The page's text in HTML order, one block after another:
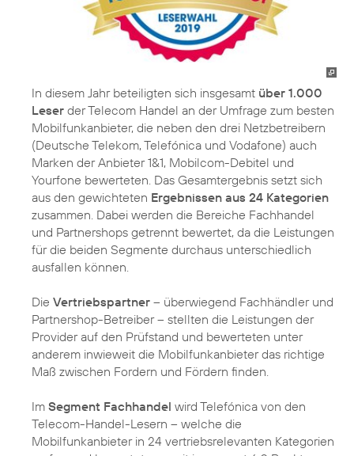
In diesem Jahr beteiligten sich insgesamt über 1.000
Leser der Telecom Handel an der Umfrage zum besten
Mobilfunkanbieter, die neben den drei Netzbetreibern
(Deutsche Telekom, Telefónica und Vodafone) auch
Marken der Anbieter 1&1, Mobilcom-Debitel und
Yourfone bewerteten. Das Gesamtergebnis setzt sich
aus den gewichteten Ergebnissen aus 24 Kategorien
zusammen. Dabei werden die Bereiche Fachhandel
und Partnershops getrennt bewertet, da die Leistungen
für die beiden Segmente durchaus unterschiedlich
ausfallen können.
Die Vertriebspartner – überwiegend Fachhändler und
Partnershop-Betreiber – stellten die Leistungen der
Provider auf den Prüfstand und bewerteten unter
anderem inwieweit die Mobilfunkanbieter das richtige
Maß zwischen Fordern und Fördern finden.
Im Segment Fachhandel wird Telefónica von den
Telecom-Handel-Lesern – welche die
Mobilfunkanbieter in 24 vertriebsrelevanten Kategorien